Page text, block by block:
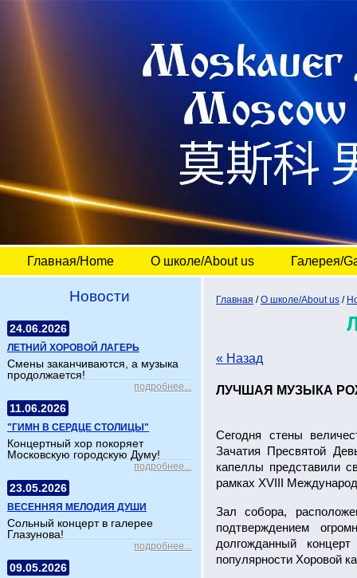
Главная/Home О школе/About us Галерея/
Новости
24.06.2026
ЛЕТНИЙ ХОРОВОЙ ЛАГЕРЬ
Смены заканчиваются, а музыка
продолжается!
подробнее...
11.06.2026
"ГИМН В СЕРДЦЕ СТОЛИЦЫ"
Концертный хор покоряет
Московскую городскую Думу!
подробнее...
23.05.2026
ВЕСЕННЯЯ МЕЛОДИЯ ДУШИ
Сольный концерт в галерее
Глазунова!
подробнее...
09.05.2026
Главная / О школе/About us /
« Назад
ЛУЧШАЯ МУЗЫКА
Сегодня стены
Зачатия Пресвятой
капеллы представили
рамках XVIII
Зал собора,
подтверждением
долгожданный
популярности Хоровой